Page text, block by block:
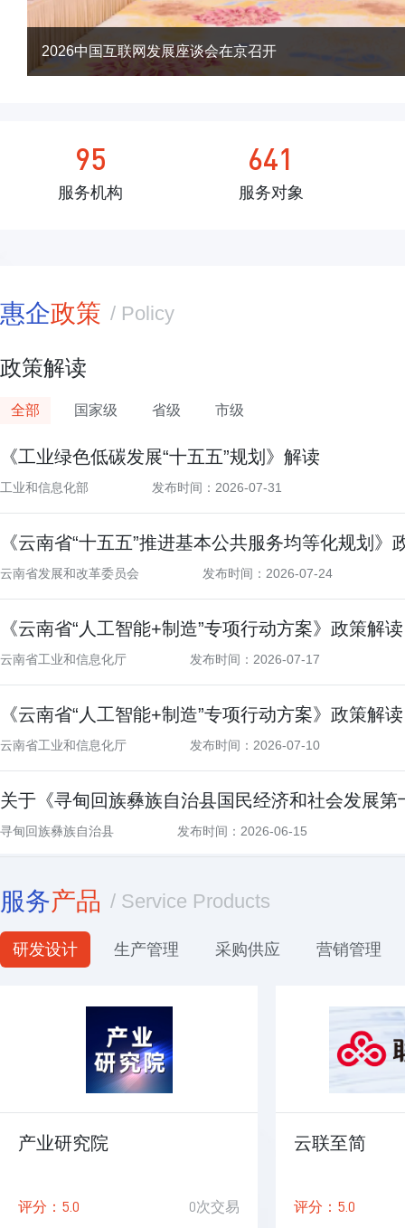
2026中国互联网发展座谈会在京召开
95
服务机构
641
服务对象
惠企政策 / Policy
政策解读
全部 国家级 省级 市级
《工业绿色低碳发展“十五五”规划》解读
工业和信息化部 发布时间：2026-07-31
《云南省“十五五”推进基本公共服务均等化规划》
云南省发展和改革委员会 发布时间：2026-07-24
《云南省“人工智能+制造”专项行动方案》政策解读
云南省工业和信息化厅 发布时间：2026-07-17
《云南省“人工智能+制造”专项行动方案》政策解读
云南省工业和信息化厅 发布时间：2026-07-10
寻甸回族彝族自治县 发布时间：2026-06-15
服务产品 / Service Products
研发设计 生产管理 采购供应 营销管理
产业研究院
评分： 5.0 0次交易
云联至简
评分： 5.0